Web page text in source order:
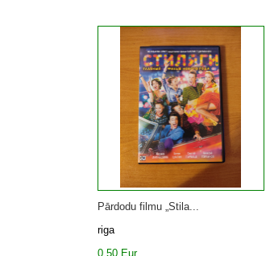
Pārdodu filmu „Stila...
riga
0,50 Eur